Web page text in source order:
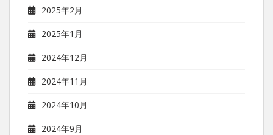
2025年2月
2025年1月
2024年12月
2024年11月
2024年10月
2024年9月